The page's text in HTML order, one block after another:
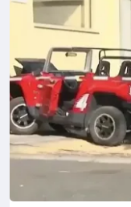
Снимка: Нова